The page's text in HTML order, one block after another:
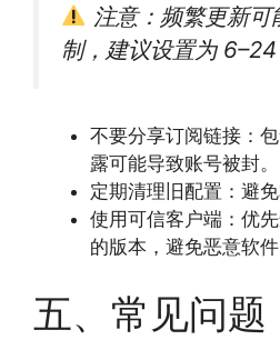
注意：频繁更新
制，建议设置为 6–24
不要分享订阅链接：
露可能导致账号被封。
定期清理旧配置：避
使用可信客户端：优
的版本，避免恶意软件
五、常见问题